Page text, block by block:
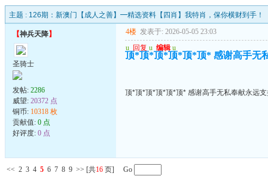
主题 : 126期：新澳门【成人之善】━精选资料【四肖】我特肖，保你横财到手！
【神兵天降】
圣骑士
发帖: 2286
威望: 20372 点
铜币: 10318 枚
贡献值: 0 点
好评度: 0 点
4楼 发表于: 2026-05-05 23:03
u 回复 u 编辑 u
顶*顶*顶*顶*顶*顶* 感谢高手无
顶*顶*顶*顶*顶*顶* 感谢高手无私奉献永远
<< 2 3 4 5 6 7 8 9 >> [共16 页] Go